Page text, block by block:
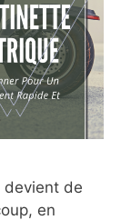
devient de
en